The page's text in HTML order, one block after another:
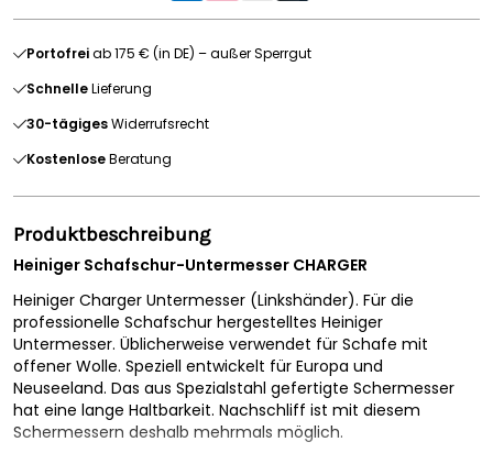
Portofreiab 175 € (in DE) – außer Sperrgut
SchnelleLieferung
30-tägigesWiderrufsrecht
KostenloseBeratung
Produktbeschreibung
Heiniger Schafschur-Untermesser CHARGER
Heiniger Charger Untermesser (Linkshänder). Für die
professionelle Schafschur hergestelltes Heiniger
Untermesser. Üblicherweise verwendet für Schafe mit
offener Wolle. Speziell entwickelt für Europa und
Neuseeland. Das aus Spezialstahl gefertigte Schermesser
hat eine lange Haltbarkeit. Nachschliff ist mit diesem
Schermessern deshalb mehrmals möglich.